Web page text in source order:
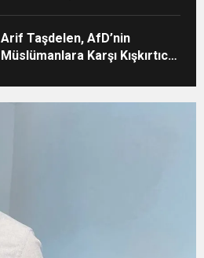
Arif Taşdelen, AfD’nin
Müslümanlara Karşı Kışkırtıcı